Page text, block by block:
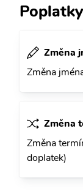
Poplatky
Změna
Změna
Změna
Změna
doplatek)